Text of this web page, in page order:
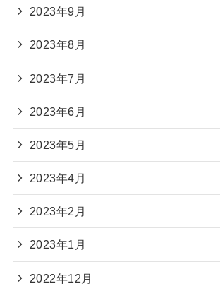
2023年9月
2023年8月
2023年7月
2023年6月
2023年5月
2023年4月
2023年2月
2023年1月
2022年12月